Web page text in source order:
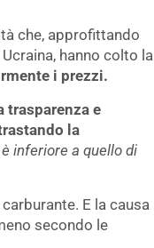
che, approfittando
hanno colto la
i prezzi.
trasparenza e
la
inferiore a quello di
E la causa
secondo le